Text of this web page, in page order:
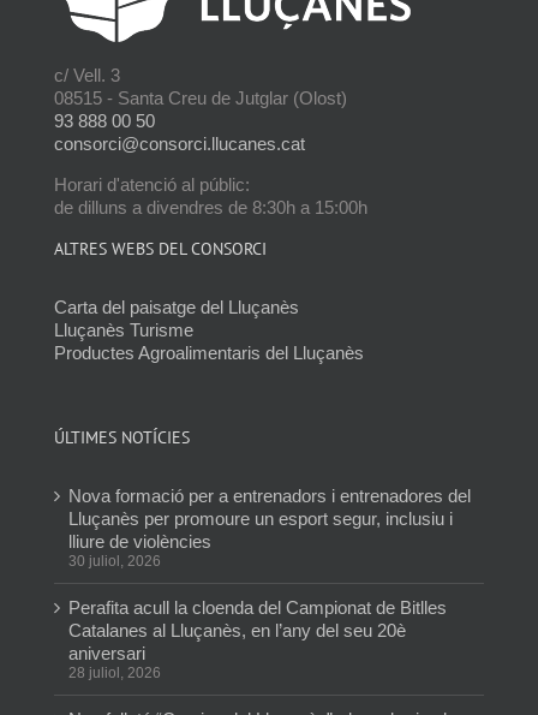
c/ Vell. 3
08515 - Santa Creu de Jutglar (Olost)
93 888 00 50
consorci@consorci.llucanes.cat
Horari d'atenció al públic:
de dilluns a divendres de 8:30h a 15:00h
ALTRES WEBS DEL CONSORCI
Carta del paisatge del Lluçanès
Lluçanès Turisme
Productes Agroalimentaris del Lluçanès
ÚLTIMES NOTÍCIES
Nova formació per a entrenadors i entrenadores del
Lluçanès per promoure un esport segur, inclusiu i
lliure de violències
30 juliol, 2026
Perafita acull la cloenda del Campionat de Bitlles
Catalanes al Lluçanès, en l’any del seu 20è
aniversari
28 juliol, 2026